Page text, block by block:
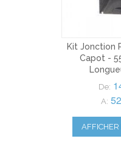
Kit Jonction
Capot -
De:
A:
AFFICHER